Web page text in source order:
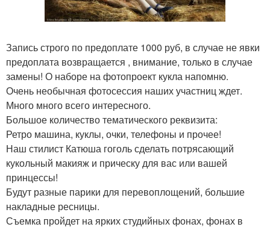
Запись строго по предоплате 1000 руб, в случае не явки
предоплата возвращается , внимание, только в случае
замены! О наборе на фотопроект кукла напомню.
Очень необычная фотосессия наших участниц ждет.
Много много всего интересного.
Большое количество тематического реквизита:
Ретро машина, куклы, очки, телефоны и прочее!
Наш стилист Катюша гоголь сделать потрясающий
кукольный макияж и прическу для вас или вашей
принцессы!
Будут разные парики для перевоплощений, большие
накладные ресницы.
Съемка пройдет на ярких студийных фонах, фонах в